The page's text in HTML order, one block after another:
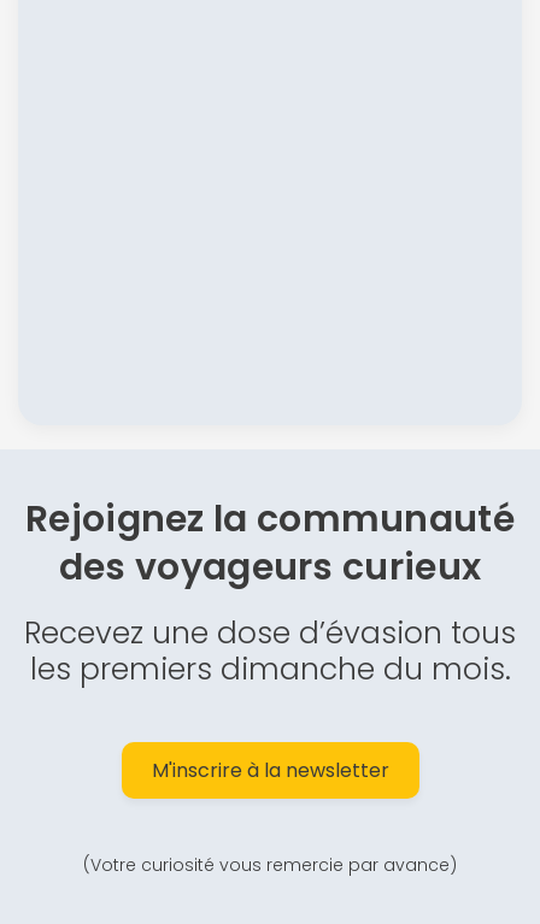
Rejoignez la communauté
desvoyageurs curieux
Recevez une dose d’évasion tous
les premiers dimanche du mois.
M'inscrire à la newsletter
(Votre curiosité vous remercie par avance)